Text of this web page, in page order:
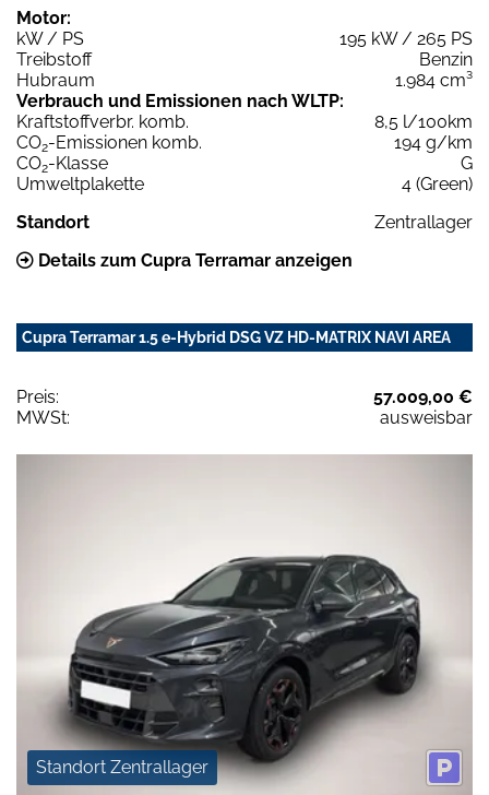
Motor:
kW / PS
195 kW / 265 PS
Treibstoff
Benzin
Hubraum
1.984 cm³
Verbrauch und Emissionen nach WLTP:
Kraftstoffverbr. komb.
8,5 l/100km
CO2-Emissionen komb.
194 g/km
CO2-Klasse
G
Umweltplakette
4 (Green)
Standort
Zentrallager
Details zum Cupra Terramar anzeigen
Cupra Terramar 1.5 e-Hybrid DSG VZ HD-MATRIX NAVI AREA
Preis:
57.009,00 €
MWSt:
ausweisbar
Standort Zentrallager